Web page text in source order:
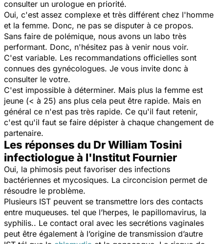
consulter un urologue en priorité.
Oui, c'est assez complexe et très différent chez l'homme
et la femme. Donc, ne pas se disputer à ce propos.
Sans faire de polémique, nous avons un labo très
performant. Donc, n'hésitez pas à venir nous voir.
C'est variable. Les recommandations officielles sont
connues des gynécologues. Je vous invite donc à
consulter le votre.
C'est impossible à déterminer. Mais plus la femme est
jeune (< à 25) ans plus cela peut être rapide. Mais en
général ce n'est pas très rapide. Ce qu'il faut retenir,
c'est qu'il faut se faire dépister à chaque changement de
partenaire.
Les réponses du Dr William Tosini
infectiologue à l'Institut Fournier
Oui, la phimosis peut favoriser des infections
bactériennes et mycosiques. La circoncision permet de
résoudre le problème.
Plusieurs IST peuvent se transmettre lors des contacts
entre muqueuses. tel que l’herpes, le papillomavirus, la
syphilis.. Le contact oral avec les secrétions vaginales
peut être également à l’origine de transmission d’autre